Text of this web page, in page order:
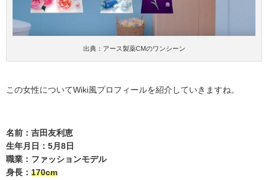
出典：アース製薬CMのワンシーン
この女性についてWiki 風プロフィールを紹介していきますね。
名前：吉田友利恵
生年月日：5月8日
職業：ファッションモデル
身長： 170cm